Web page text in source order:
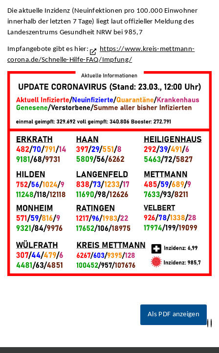
Die aktuelle Inzidenz (Neuinfektionen pro 100.000 Einwohner
innerhalb der letzten 7 Tage) liegt laut offizieller Meldung des
Landeszentrums Gesundheit NRW bei 985,7
Impfangebote gibt es hier:
https://www.kreis-mettmann-
corona.de/Schnelle-Hilfe-FAQ/Impfung/
Als PDF anzeigen